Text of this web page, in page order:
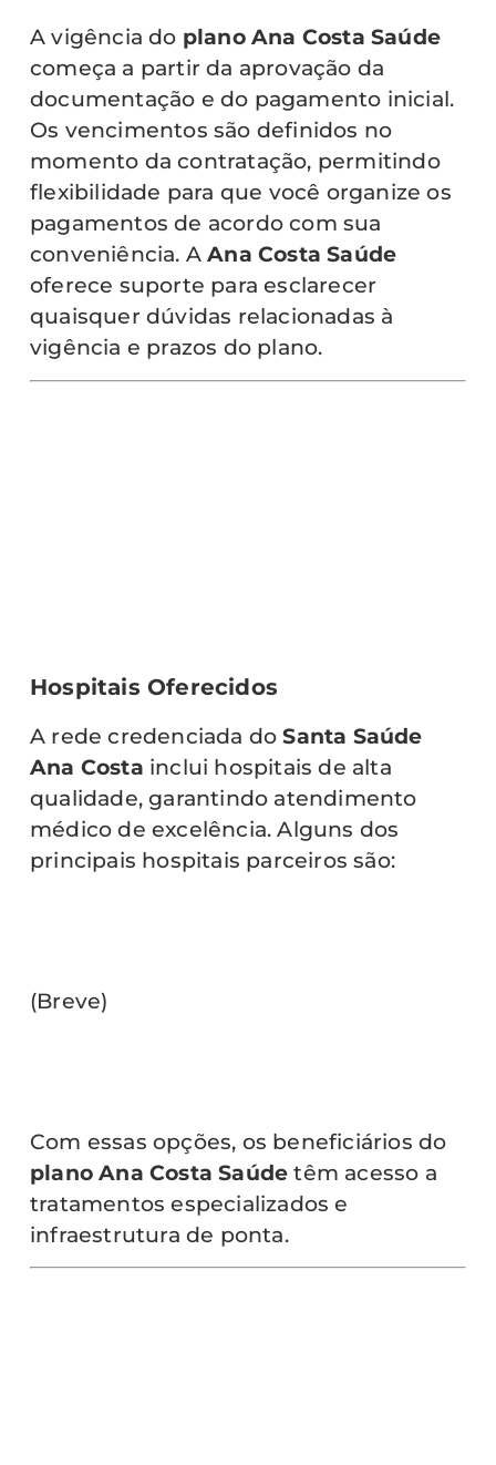
A vigência do plano Ana Costa Saúde
começa a partir da aprovação da
documentação e do pagamento inicial.
Os vencimentos são definidos no
momento da contratação, permitindo
flexibilidade para que você organize os
pagamentos de acordo com sua
conveniência. AAna Costa Saúde
oferece suporte para esclarecer
quaisquer dúvidas relacionadas à
vigência e prazos do plano.
Hospitais Oferecidos
A rede credenciada doSanta Saúde
Ana Costa inclui hospitais de alta
qualidade, garantindo atendimento
médico de excelência. Alguns dos
principais hospitais parceiros são:
(Breve)
Com essas opções, os beneficiários do
plano Ana Costa Saúde têm acesso a
tratamentos especializados e
infraestrutura de ponta.